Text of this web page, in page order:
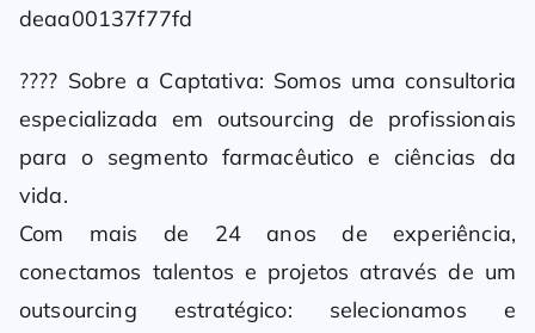
deaa00137f77fd
???? Sobre a Captativa: Somos uma consultoria
especializada em outsourcing de profissionais
para o segmento farmacêutico e ciências da
vida.
Com mais de 24 anos de experiência,
conectamos talentos e projetos através de um
outsourcing estratégico: selecionamos e